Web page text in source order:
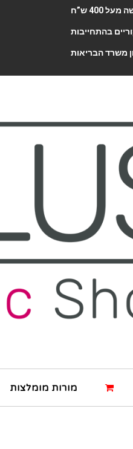
400 ש”ח
בהתחייבות
משרד הבריאות
מורות מומלצות